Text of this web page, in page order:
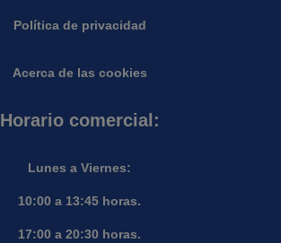
Política de privacidad
Acerca de las cookies
Horario comercial:
Lunes a Viernes:
10:00 a 13:45 horas.
17:00 a 20:30 horas.